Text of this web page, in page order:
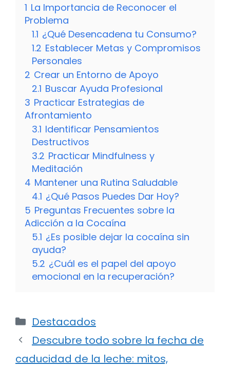
1 La Importancia de Reconocer el
Problema
1.1 ¿Qué Desencadena tu Consumo?
1.2 Establecer Metas y Compromisos
Personales
2 Crear un Entorno de Apoyo
2.1 Buscar Ayuda Profesional
3 Practicar Estrategias de
Afrontamiento
3.1 Identificar Pensamientos
Destructivos
3.2 Practicar Mindfulness y
Meditación
4 Mantener una Rutina Saludable
4.1 ¿Qué Pasos Puedes Dar Hoy?
5 Preguntas Frecuentes sobre la
Adicción a la Cocaína
5.1 ¿Es posible dejar la cocaína sin
ayuda?
5.2 ¿Cuál es el papel del apoyo
emocional en la recuperación?
Categorías
Destacados
Descubre todo sobre la fecha de
caducidad de la leche: mitos,